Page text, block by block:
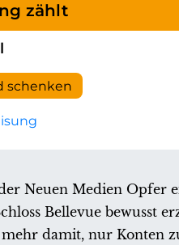
zählt
schenken
Neuen Medien Opfer
Bellevue bewusst
damit, nur Konten